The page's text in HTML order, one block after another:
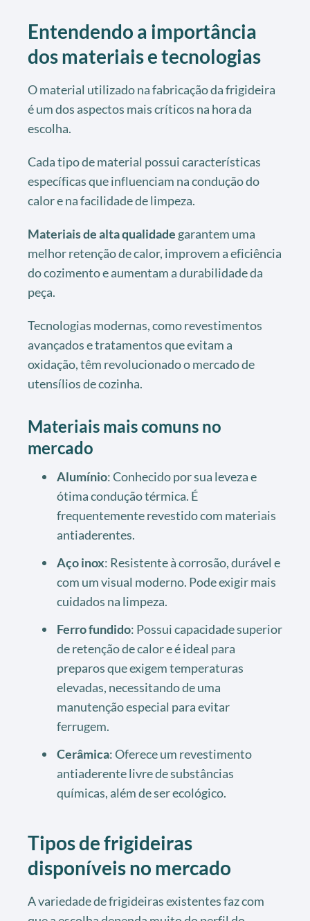
Entendendo a importância
dos materiais e tecnologias
O material utilizado na fabricação da frigideira
é um dos aspectos mais críticos na hora da
escolha.
Cada tipo de material possui características
específicas que influenciam na condução do
calor e na facilidade de limpeza.
Materiais de alta qualidade garantem uma
melhor retenção de calor, improvem a eficiência
do cozimento e aumentam a durabilidade da
peça.
Tecnologias modernas, como revestimentos
avançados e tratamentos que evitam a
oxidação, têm revolucionado o mercado de
utensílios de cozinha.
Materiais mais comuns no
mercado
Alumínio: Conhecido por sua leveza e
ótima condução térmica. É
frequentemente revestido com materiais
antiaderentes.
Aço inox: Resistente à corrosão, durável e
com um visual moderno. Pode exigir mais
cuidados na limpeza.
Ferro fundido: Possui capacidade superior
de retenção de calor e é ideal para
preparos que exigem temperaturas
elevadas, necessitando de uma
manutenção especial para evitar
ferrugem.
Cerâmica: Oferece um revestimento
antiaderente livre de substâncias
químicas, além de ser ecológico.
Tipos de frigideiras
disponíveis no mercado
A variedade de frigideiras existentes faz com